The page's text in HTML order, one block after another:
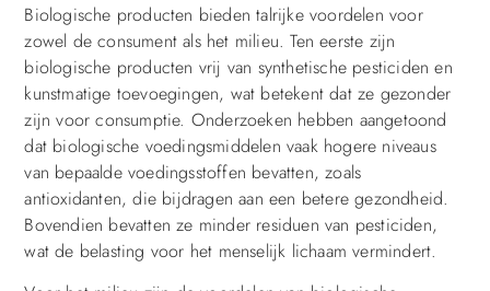
Biologische producten bieden talrijke voordelen voor
zowel de consument als het milieu. Ten eerste zijn
biologische producten vrij van synthetische pesticiden en
kunstmatige toevoegingen, wat betekent dat ze gezonder
zijn voor consumptie. Onderzoeken hebben aangetoond
dat biologische voedingsmiddelen vaak hogere niveaus
van bepaalde voedingsstoffen bevatten, zoals
antioxidanten, die bijdragen aan een betere gezondheid.
Bovendien bevatten ze minder residuen van pesticiden,
wat de belasting voor het menselijk lichaam vermindert.